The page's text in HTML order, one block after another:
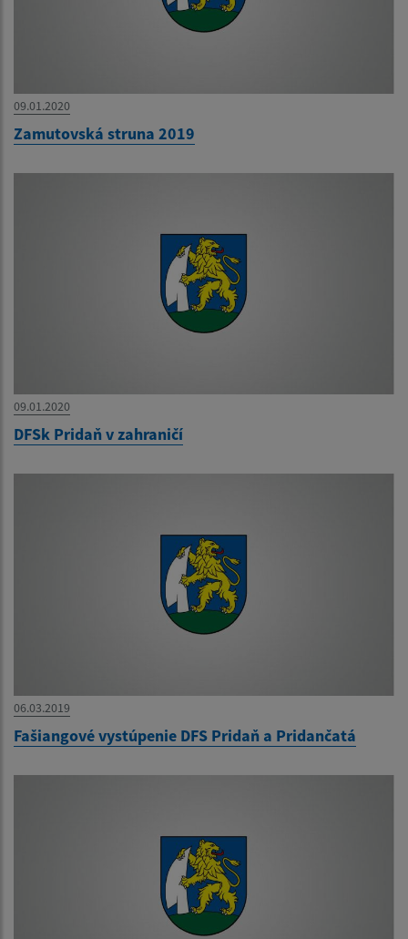
09.01.2020
Zamutovská struna 2019
09.01.2020
DFSk Pridaň v zahraničí
06.03.2019
Fašiangové vystúpenie DFS Pridaň a Pridančatá